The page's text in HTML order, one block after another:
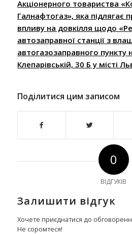
Акціонерного товариства
Галнафтогаз», яка підлягає
впливу на довкілля щодо
автозаправної станції з
автогазозаправного пункту
Клепарівській, 30 Б у місті
Поділитися цим записом
0
ВІДГУКІВ
Залишити відгук
Хочете приєднатися до
Не соромтеся!